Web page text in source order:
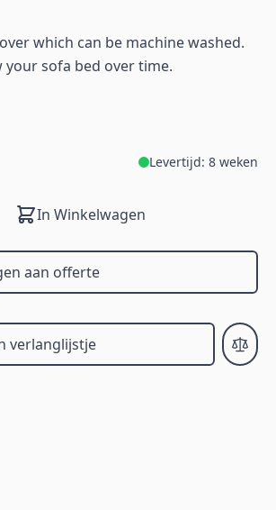
which can be machine washed.
your sofa bed over time.
Levertijd: 8 weken
In Winkelwagen
aan offerte
verlanglijstje